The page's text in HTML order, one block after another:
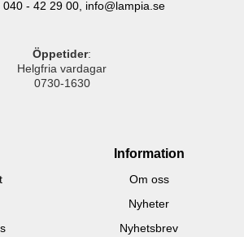
040 - 42 29 00, info@lampia.se
Öppetider:
Helgfria vardagar
0730-1630
Information
Om oss
Nyheter
Nyhetsbrev